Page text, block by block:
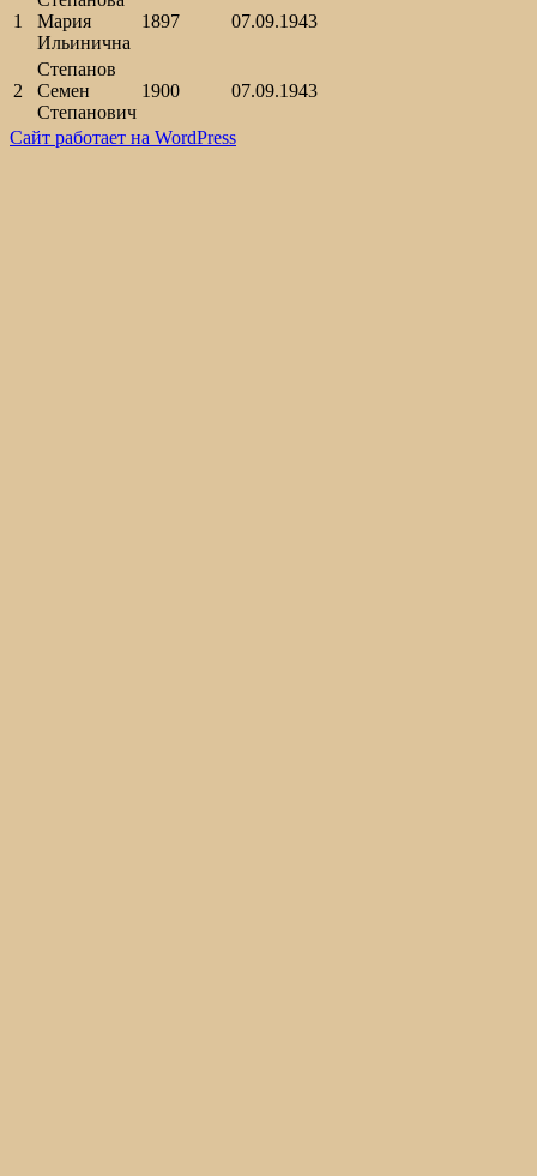
1
Мария
Ильинична
1897 07.09.1943
2
Степанов
Семен
Степанович
1900 07.09.1943
Сайт работает на WordPress